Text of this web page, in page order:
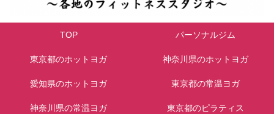
TOP パーソナルジム
東京都のホットヨガ 神奈川県のホットヨガ
愛知県のホットヨガ 東京都の常温ヨガ
神奈川県の常温ヨガ 東京都のピラティス